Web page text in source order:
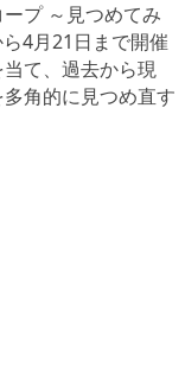
プ ～見つめてみ
4月21日まで開催
て、過去から現
角的に見つめ直す